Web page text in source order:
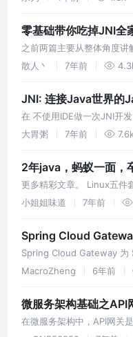
零基础带你吃掉JNI全
之前两篇主要从整体角度
文就从最基本的JNI语法带
散人丶 7年前
JNI: 连接Java世界的
在 不使用IDE做一次JNI开
呢？当然能，不过过程可
大胃粥 7年前 7.6k
2年java，蚂蚁一面，
更多精彩文章。 Linux五件
下，现在我会了，求求你
小姐姐味道 7年前
Spring Cloud
Spring Cloud Gateway 为
介绍。 Gateway是在
MacroZheng 6年前
微服务架构基础之API
在微服务架构中，API网关